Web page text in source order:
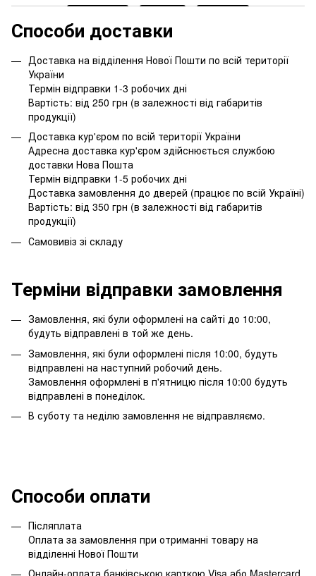
Способи доставки
Доставка на відділення Нової Пошти по всій території
України
Термін відправки 1-3 робочих дні
Вартість: від 250 грн (в залежності від габаритів
продукції)
Доставка кур'єром по всій території України
Адресна доставка кур'єром здійснюється службою
доставки Нова Пошта
Термін відправки 1-5 робочих дні
Доставка замовлення до дверей (працює по всій Україні)
Вартість: від 350 грн (в залежності від габаритів
продукції)
Самовивіз зі складу
Терміни відправки замовлення
Замовлення, які були оформлені на сайті до 10:00,
будуть відправлені в той же день.
Замовлення, які були оформлені після 10:00, будуть
відправлені на наступний робочий день.
Замовлення оформлені в п'ятницю після 10:00 будуть
відправлені в понеділок.
В суботу та неділю замовлення не відправляємо.
Способи оплати
Післяплата
Оплата за замовлення при отриманні товару на
відділенні Нової Пошти
Онлайн-оплата банківською карткою Visa або Mastercard